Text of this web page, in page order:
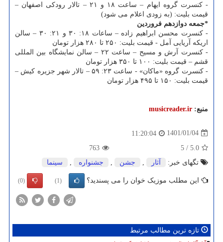
- کنسرت گروه ایهام – ساعت ۱۸ و ۲۱ – تالار رودکی اصفهان –
قیمت بلیت: (به زودی اعلام می شود)
*جمعه دوازدهم فروردین
- کنسرت محسن ابراهیم زاده – ساعات ۱۸: ۳۰ و ۲۱: ۳۰ – سالن
اریکه آریایی آمل - قیمت بلیت: ۲۵۰ تا ۲۸۰ هزار تومان
- کنسرت آرش و مسیح – ساعت ۲۲ – سالن نمایشگاه بین المللی
قشم – قیمت بلیت: ۱۰۰ تا ۳۵۰ هزار تومان
- کنسرت گروه «ماکان» - ساعت ۲۳: ۵۹ – تالار شهر جزیره کیش –
قیمت بلیت: ۱۵۰ تا ۴۹۵ هزار تومان
منبع: musicreader.ir
1401/01/04
11:20:04
5.0
/
5
763
تگهای خبر:
آثار جشن جشنواره سینما
این مطلب موزیک خوان را می پسندید؟ (1)
(0)
تازه ترین مطالب مرتبط